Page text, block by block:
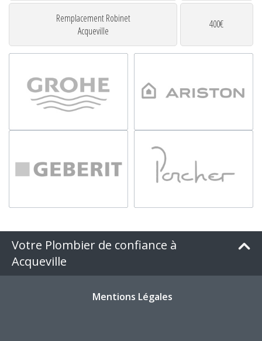
Remplacement Robinet
Acqueville
400€
Votre Plombier de confiance à
Acqueville
Mentions Légales